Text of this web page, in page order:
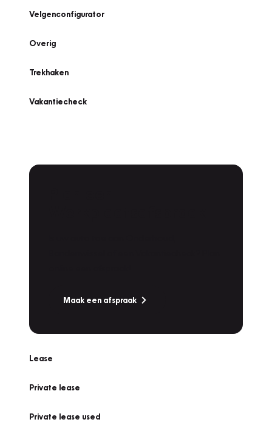
Velgenconfigurator
Overig
Trekhaken
Vakantiecheck
Maak een afspraak
Lease
Private lease
Private lease used